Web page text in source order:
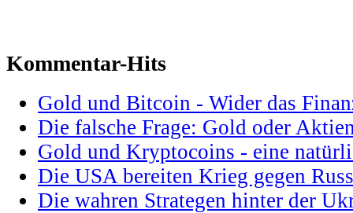
Kommentar-Hits
Gold und Bitcoin - Wider das
Die falsche Frage: Gold oder
Gold und Kryptocoins - eine
Die USA bereiten Krieg gegen
Die wahren Strategen hinter der